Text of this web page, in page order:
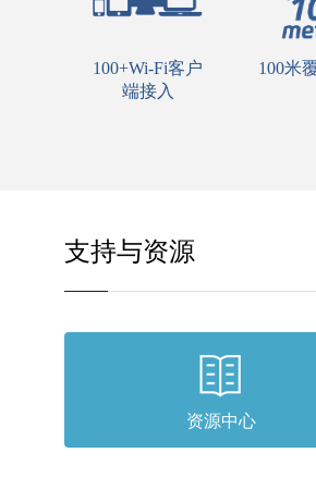
100+Wi-Fi客户
端接入
100米
支持与资源
资源中心